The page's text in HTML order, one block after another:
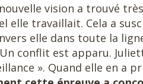
vision a trouvé
elle travaillait. Cela a
elle dans toute la
conflit est apparu.
». Quand elle en a